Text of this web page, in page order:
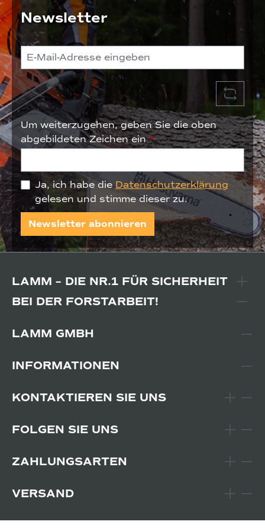
M
A
E
Newsletter
Um weiterzugehen, geben Sie die oben
abgebildeten Zeichen ein*
Ja, ich habe die Datenschutzerklärung
gelesen und stimme dieser zu.
Newsletter abonnieren
LAMM – DIE NR.1 FÜR SICHERHEIT
BEI DER FORSTARBEIT!
LAMM GMBH
INFORMATIONEN
KONTAKTIEREN SIE UNS
FOLGEN SIE UNS
ZAHLUNGSARTEN
VERSAND